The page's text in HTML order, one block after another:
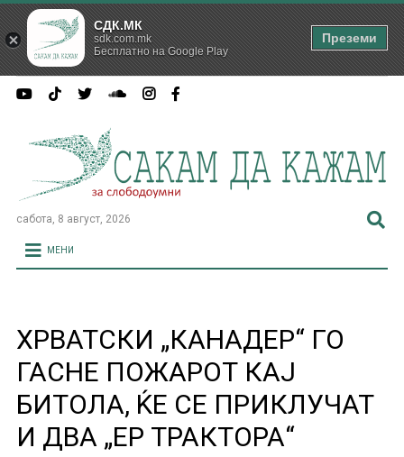
сабота, 8 август, 2026
МЕНИ
ХРВАТСКИ „КАНАДЕР“ ГО
ГАСНЕ ПОЖАРОТ КАЈ
БИТОЛА, ЌЕ СЕ ПРИКЛУЧАТ
И ДВА „ЕР ТРАКТОРА“
СДК.МК
sdk.com.mk
Бесплатно на Google Play
Преземи